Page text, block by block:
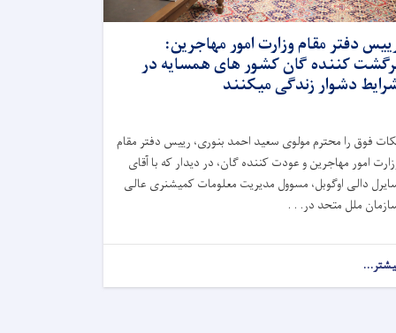
دفتر مقام وزارت امور مهاجرین:
کننده گان کشور های همسایه در
دشوار زندگی میکنند
فوق را محترم مولوی سعید احمد بنوری، رییس دفتر مقام
امور مهاجرین و عودت کننده گان، در دیدار که با آقای
دالی اوگوبل، مسوول مدیریت معلومات کمیشنری عالی
ملل متحد در. . .